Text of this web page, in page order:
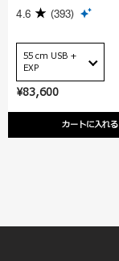
¥83,600
カートに入れる
4.6 (393)
55 cm USB +
EXP